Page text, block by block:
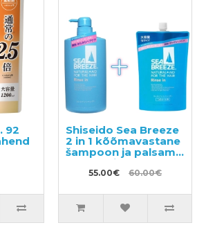
92
Shiseido Sea Breeze
2 in 1 kõõmavastane
šampoon ja palsam
mentooliga 600ml +
täide 1000ml
55.00€ 60.00€